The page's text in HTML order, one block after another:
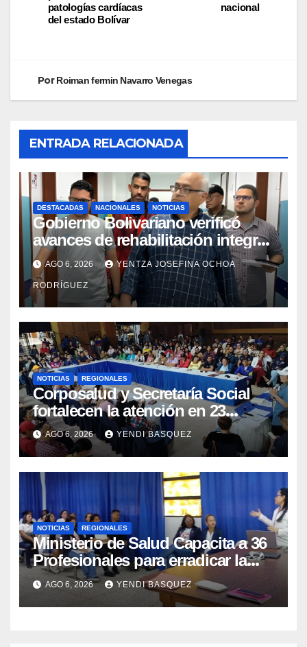
nacional
patologías cardíacas
del estado Bolívar
PorRoiman fermin Navarro Venegas
ENTRADA RELACIONADA
DESTACADAS NACIONALES NOTICIAS
Gobierno Bolivariano verificó
avances de rehabilitación integral
en el Hospital Dr. José María
Vargas
AGO 6, 2026 YENTZA JOSEFINA OCHOA
RODRÍGUEZ
NOTICIAS REGIONALES
Corposalud y Secretaría Social
fortalecen la atención en 23
municipios
AGO 6, 2026 YENDI BASQUEZ
NOTICIAS REGIONALES
Ministerio de Salud Capacita a 36
Profesionales para erradicar la
Tuberculosis en Yaracuy
AGO 6, 2026 YENDI BASQUEZ